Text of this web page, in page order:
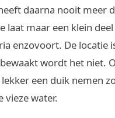
daarna nooit meer
laat maar een klein
enzovoort. De locatie
wordt het niet.
een duik nemen
vieze water.